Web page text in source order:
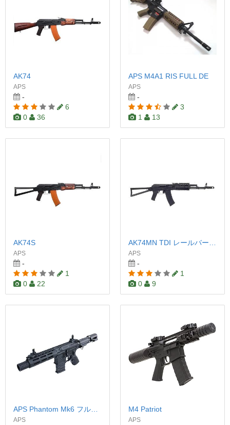
AK74
APS
-
6
0
36
APS M4A1 RIS FULL DE
APS
-
3
1
13
AK74S
APS
-
1
0
22
AK74MN TDI レールバージョン
APS
-
1
0
9
APS Phantom Mk6 フルメタル電動ガン BK
APS
M4 Patriot
APS